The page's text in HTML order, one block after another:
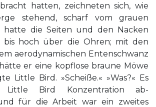
hatten, zeichneten sich, wie
stehend, scharf vom grauen
hatte die Seiten und den Nacken
bis hoch über die Ohren; mit den
aerodynamischen Entenschwanz
er eine kopflose braune Möwe
Little Bird. »Scheiße.« »Was?« Es
Little Bird Konzentration ab­
für die Arbeit war ein zweites